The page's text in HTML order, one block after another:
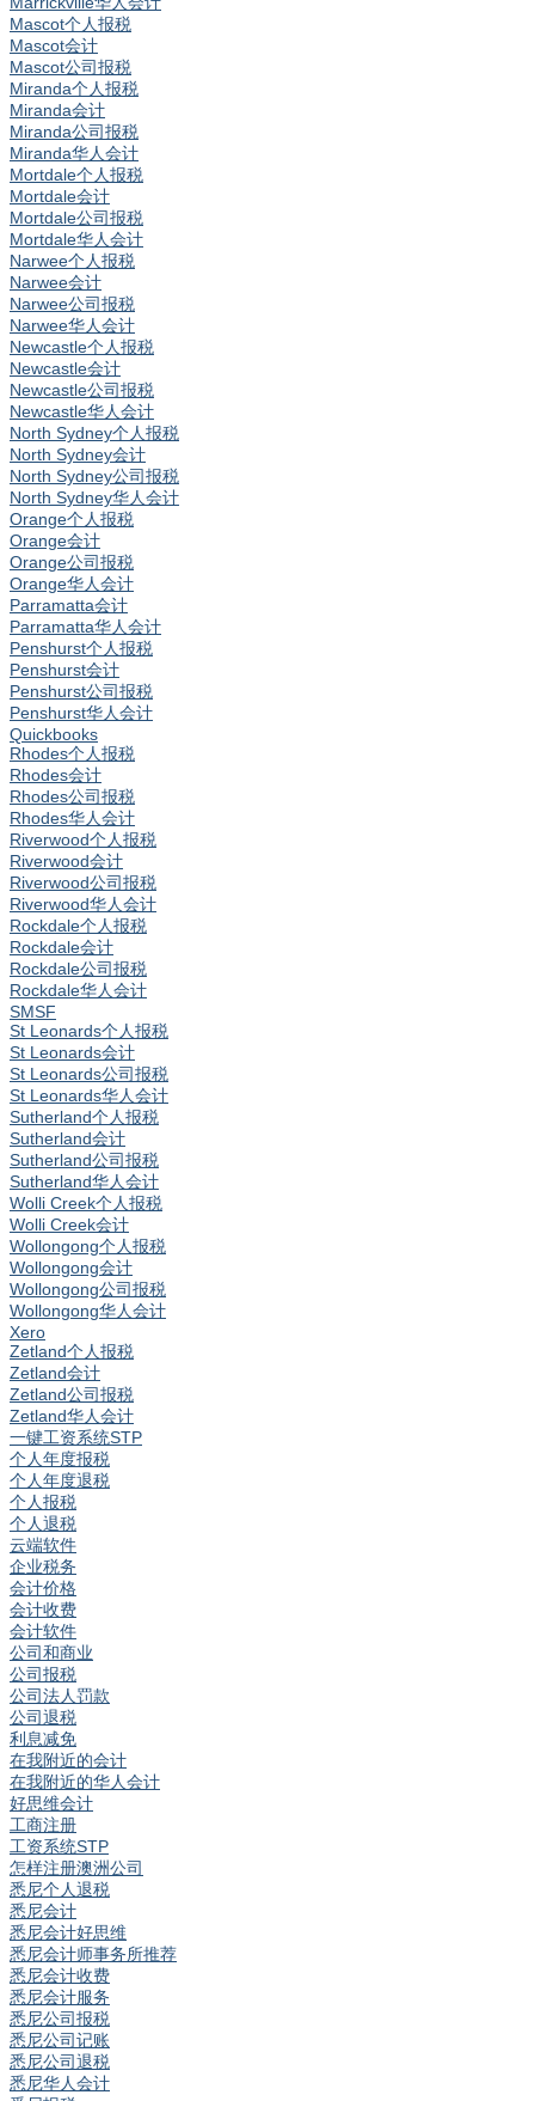
Mascot个人报税
Mascot会计
Mascot公司报税
Miranda个人报税
Miranda会计
Miranda公司报税
Miranda华人会计
Mortdale个人报税
Mortdale会计
Mortdale公司报税
Mortdale华人会计
Narwee个人报税
Narwee会计
Narwee公司报税
Narwee华人会计
Newcastle个人报税
Newcastle会计
Newcastle公司报税
Newcastle华人会计
North Sydney个人报税
North Sydney会计
North Sydney公司报税
North Sydney华人会计
Orange个人报税
Orange会计
Orange公司报税
Orange华人会计
Parramatta会计
Parramatta华人会计
Penshurst个人报税
Penshurst会计
Penshurst公司报税
Penshurst华人会计
Quickbooks
Rhodes个人报税
Rhodes会计
Rhodes公司报税
Rhodes华人会计
Riverwood个人报税
Riverwood会计
Riverwood公司报税
Riverwood华人会计
Rockdale个人报税
Rockdale会计
Rockdale公司报税
Rockdale华人会计
SMSF
St Leonards个人报税
St Leonards会计
St Leonards公司报税
St Leonards华人会计
Sutherland个人报税
Sutherland会计
Sutherland公司报税
Sutherland华人会计
Wolli Creek个人报税
Wolli Creek会计
Wollongong个人报税
Wollongong会计
Wollongong公司报税
Wollongong华人会计
Xero
Zetland个人报税
Zetland会计
Zetland公司报税
Zetland华人会计
一键工资系统STP
个人年度报税
个人年度退税
个人报税
个人退税
云端软件
企业税务
会计价格
会计收费
会计软件
公司和商业
公司报税
公司法人罚款
公司退税
利息减免
在我附近的会计
在我附近的华人会计
好思维会计
工商注册
工资系统STP
怎样注册澳洲公司
悉尼个人退税
悉尼会计
悉尼会计好思维
悉尼会计师事务所推荐
悉尼会计收费
悉尼会计服务
悉尼公司报税
悉尼公司记账
悉尼公司退税
悉尼华人会计